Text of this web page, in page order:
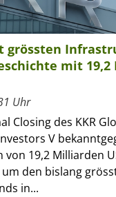
grössten
mit
Uhr
Closing des KKR
V
von 19,2 Milliarden
den bislang
in...